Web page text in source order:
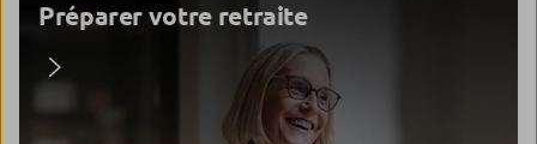
Préparer votre retraite